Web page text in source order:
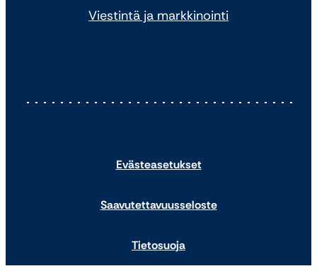
Viestintä ja markkinointi
Evästeasetukset
Saavutettavuusseloste
Tietosuoja